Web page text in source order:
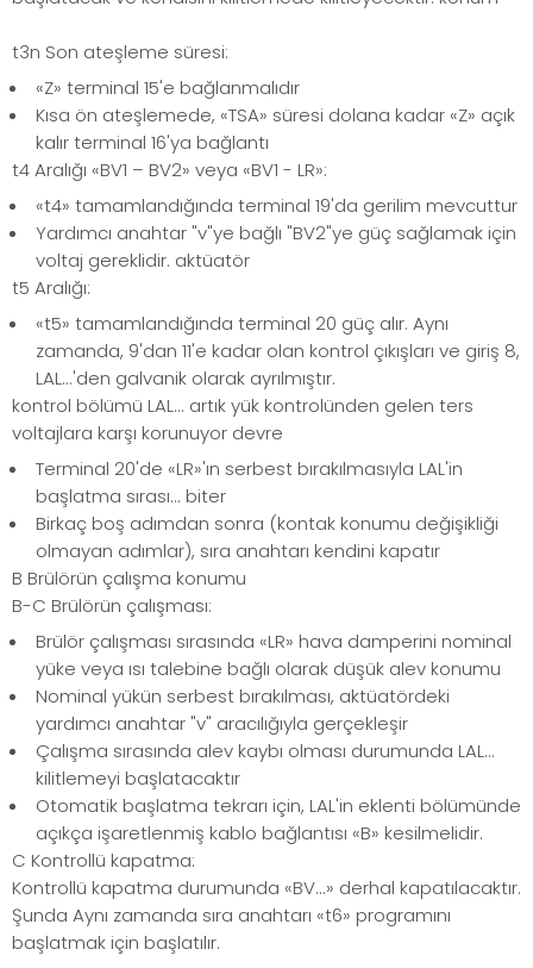
t3n Son ateşleme süresi:
«Z» terminal 15'e bağlanmalıdır
Kısa ön ateşlemede, «TSA» süresi dolana kadar «Z» açık
kalır terminal 16'ya bağlantı
t4 Aralığı «BV1 – BV2» veya «BV1 - LR»:
«t4» tamamlandığında terminal 19'da gerilim mevcuttur
Yardımcı anahtar "v"ye bağlı "BV2"ye güç sağlamak için
voltaj gereklidir. aktüatör
t5 Aralığı:
«t5» tamamlandığında terminal 20 güç alır. Aynı
zamanda, 9'dan 11'e kadar olan kontrol çıkışları ve giriş 8,
LAL...'den galvanik olarak ayrılmıştır.
kontrol bölümü LAL... artık yük kontrolünden gelen ters
voltajlara karşı korunuyor devre
Terminal 20'de «LR»'ın serbest bırakılmasıyla LAL'in
başlatma sırası... biter
Birkaç boş adımdan sonra (kontak konumu değişikliği
olmayan adımlar), sıra anahtarı kendini kapatır
B Brülörün çalışma konumu
B-C Brülörün çalışması:
Brülör çalışması sırasında «LR» hava damperini nominal
yüke veya ısı talebine bağlı olarak düşük alev konumu
Nominal yükün serbest bırakılması, aktüatördeki
yardımcı anahtar "v" aracılığıyla gerçekleşir
Çalışma sırasında alev kaybı olması durumunda LAL...
kilitlemeyi başlatacaktır
Otomatik başlatma tekrarı için, LAL'in eklenti bölümünde
açıkça işaretlenmiş kablo bağlantısı «B» kesilmelidir.
C Kontrollü kapatma:
Kontrollü kapatma durumunda «BV...» derhal kapatılacaktır.
Şunda Aynı zamanda sıra anahtarı «t6» programını
başlatmak için başlatılır.